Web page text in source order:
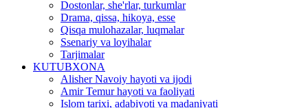
Dostonlar, she'rlar, turkumlar
Drama, qissa, hikoya, esse
Qisqa mulohazalar, luqmalar
Ssenariy va loyihalar
Tarjimalar
KUTUBXONA
Alisher Navoiy hayoti va ijodi
Amir Temur hayoti va faoliyati
Islom tarixi, adabiyoti va madaniyati